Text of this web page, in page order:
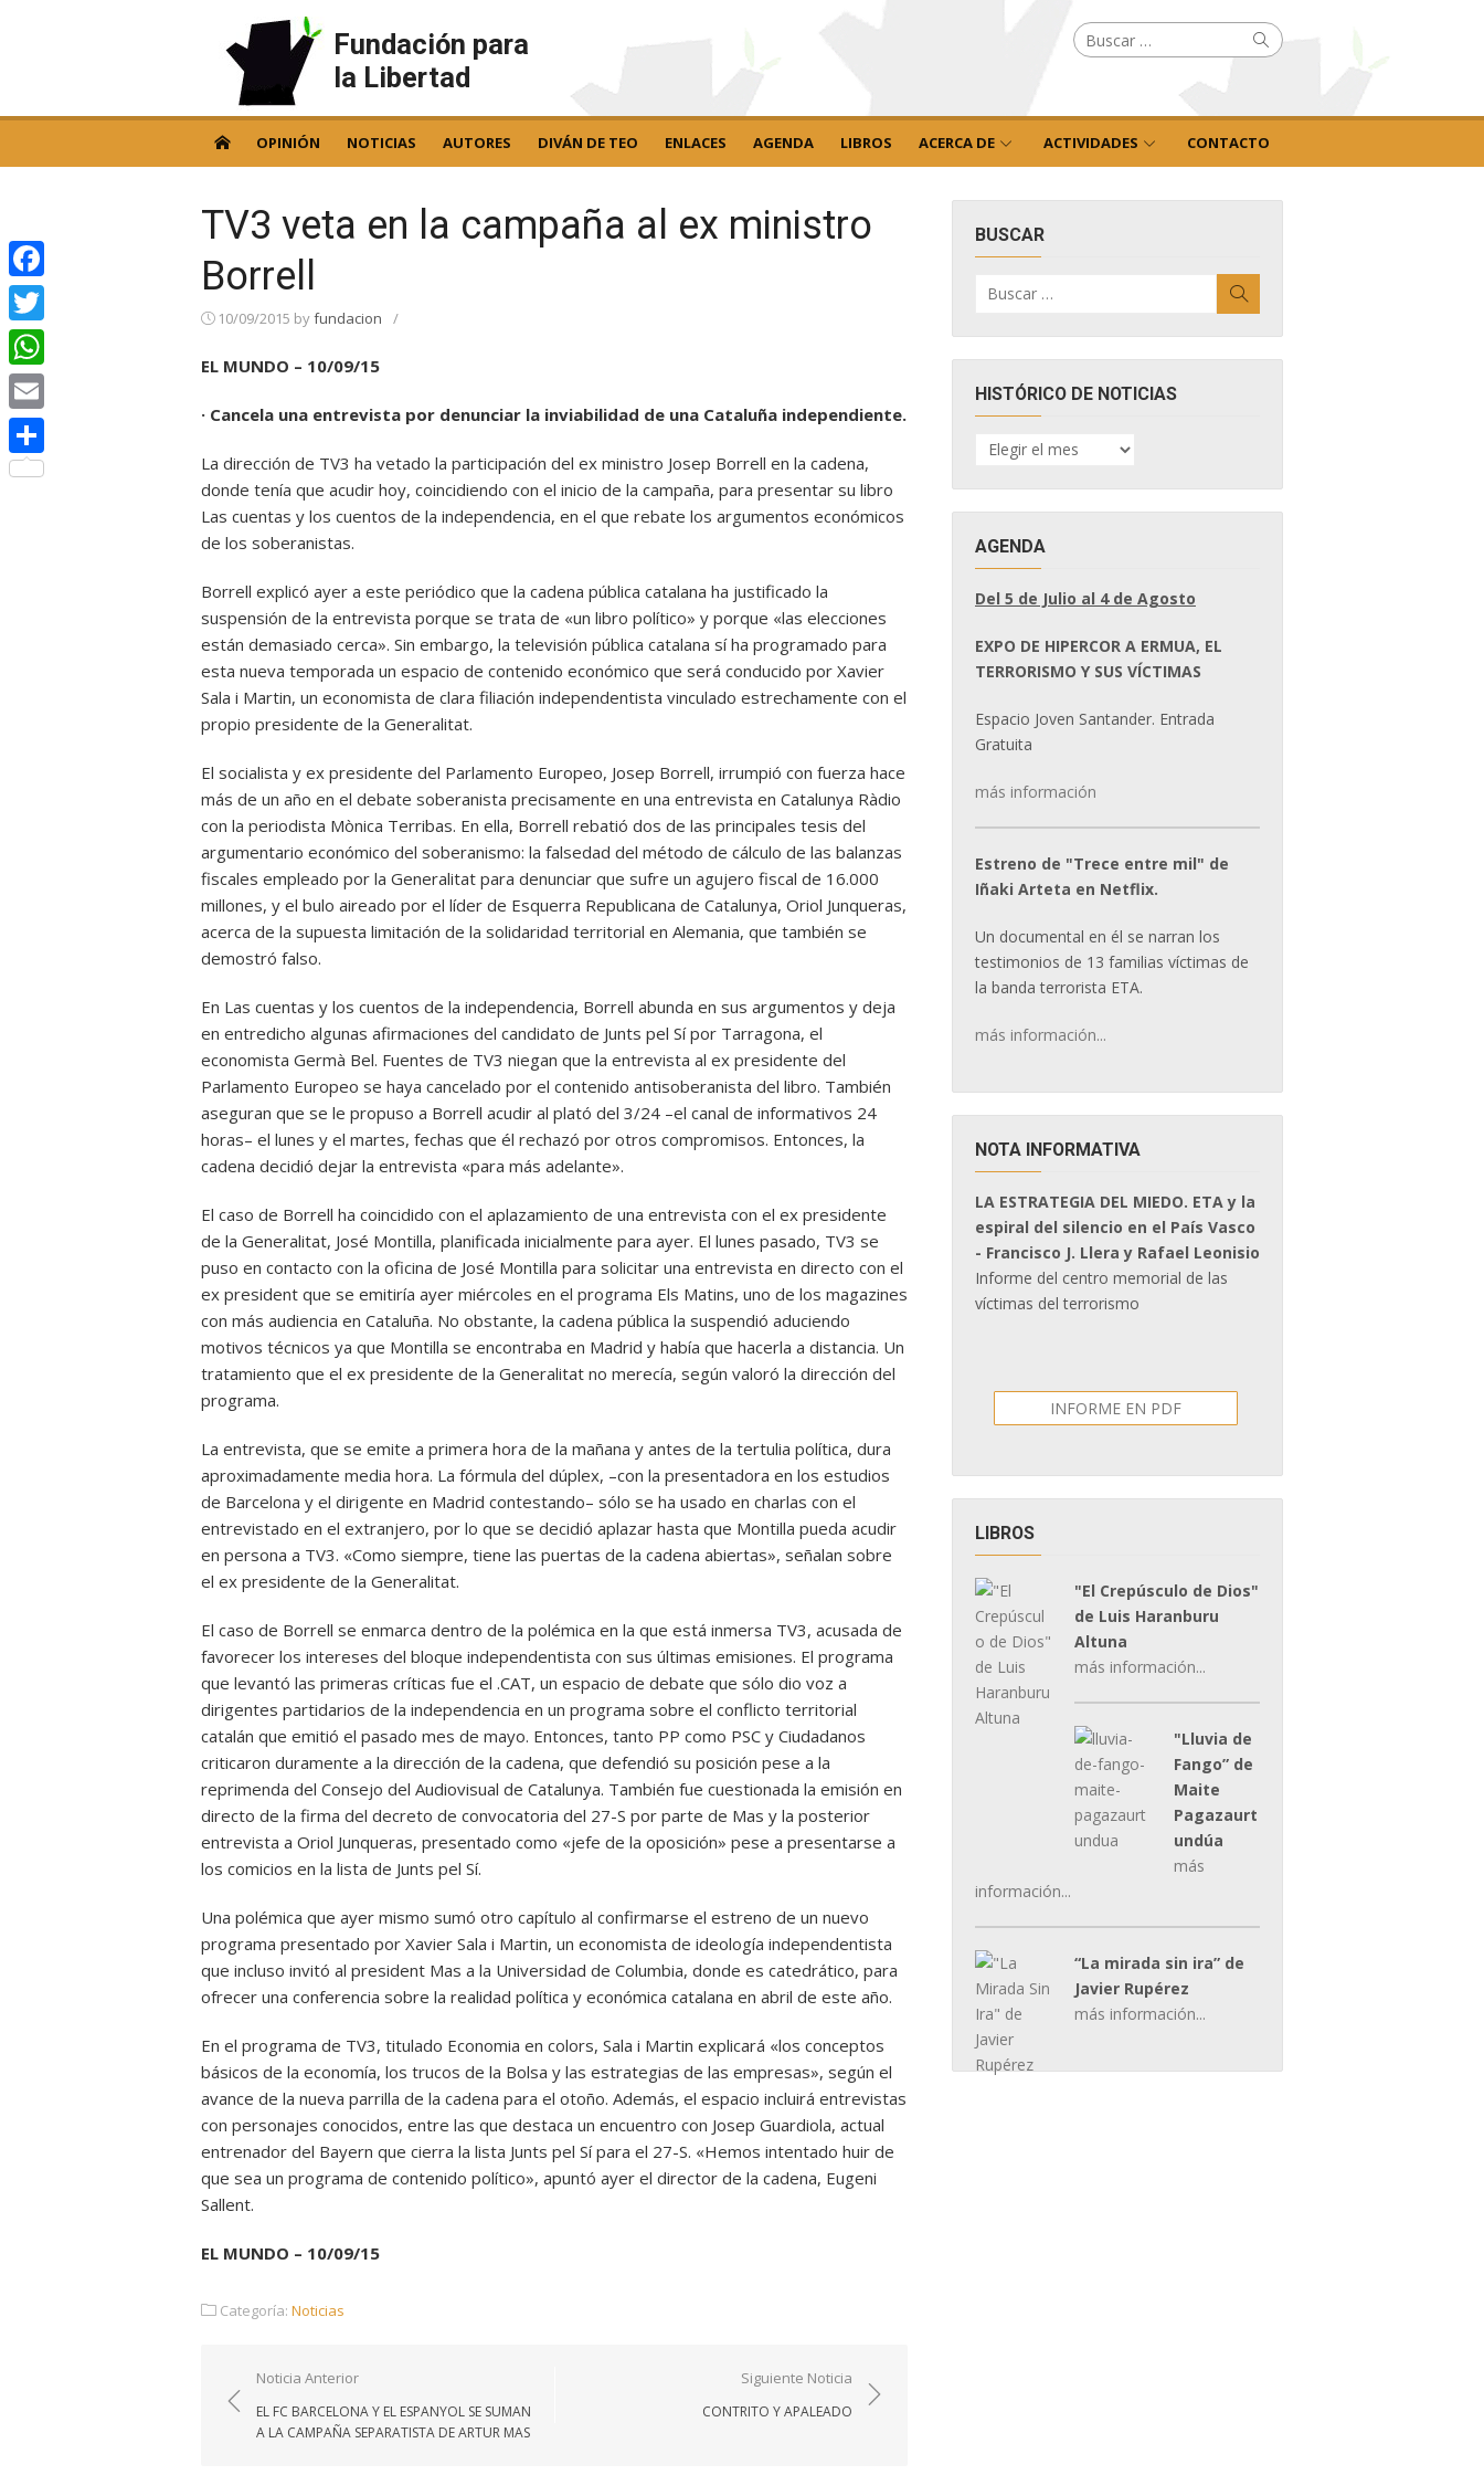
Fundación para
la Libertad
Buscar
por: Buscar
OPINIÓN NOTICIAS AUTORES DIVÁN DE TEO ENLACES AGENDA LIBROS ACERCA DE ACTIVIDADES CONTACTO
TV3 veta en la campaña al ex ministro
Borrell
10/09/2015 byfundacion /
EL MUNDO – 10/09/15
· Cancela una entrevista por denunciar la inviabilidad de una Cataluña independiente.
La dirección de TV3 ha vetado la participación del ex ministro Josep Borrell en la cadena,
donde tenía que acudir hoy, coincidiendo con el inicio de la campaña, para presentar su libro
Las cuentas y los cuentos de la independencia, en el que rebate los argumentos económicos
de los soberanistas.
Borrell explicó ayer a este periódico que la cadena pública catalana ha justificado la
suspensión de la entrevista porque se trata de «un libro político» y porque «las elecciones
están demasiado cerca». Sin embargo, la televisión pública catalana sí ha programado para
esta nueva temporada un espacio de contenido económico que será conducido por Xavier
Sala i Martin, un economista de clara filiación independentista vinculado estrechamente con el
propio presidente de la Generalitat.
El socialista y ex presidente del Parlamento Europeo, Josep Borrell, irrumpió con fuerza hace
más de un año en el debate soberanista precisamente en una entrevista en Catalunya Ràdio
con la periodista Mònica Terribas. En ella, Borrell rebatió dos de las principales tesis del
argumentario económico del soberanismo: la falsedad del método de cálculo de las balanzas
fiscales empleado por la Generalitat para denunciar que sufre un agujero fiscal de 16.000
millones, y el bulo aireado por el líder de Esquerra Republicana de Catalunya, Oriol Junqueras,
acerca de la supuesta limitación de la solidaridad territorial en Alemania, que también se
demostró falso.
En Las cuentas y los cuentos de la independencia, Borrell abunda en sus argumentos y deja
en entredicho algunas afirmaciones del candidato de Junts pel Sí por Tarragona, el
economista Germà Bel. Fuentes de TV3 niegan que la entrevista al ex presidente del
Parlamento Europeo se haya cancelado por el contenido antisoberanista del libro. También
aseguran que se le propuso a Borrell acudir al plató del 3/24 –el canal de informativos 24
horas– el lunes y el martes, fechas que él rechazó por otros compromisos. Entonces, la
cadena decidió dejar la entrevista «para más adelante».
El caso de Borrell ha coincidido con el aplazamiento de una entrevista con el ex presidente
de la Generalitat, José Montilla, planificada inicialmente para ayer. El lunes pasado, TV3 se
puso en contacto con la oficina de José Montilla para solicitar una entrevista en directo con el
ex president que se emitiría ayer miércoles en el programa Els Matins, uno de los magazines
con más audiencia en Cataluña. No obstante, la cadena pública la suspendió aduciendo
motivos técnicos ya que Montilla se encontraba en Madrid y había que hacerla a distancia. Un
tratamiento que el ex presidente de la Generalitat no merecía, según valoró la dirección del
programa.
La entrevista, que se emite a primera hora de la mañana y antes de la tertulia política, dura
aproximadamente media hora. La fórmula del dúplex, –con la presentadora en los estudios
de Barcelona y el dirigente en Madrid contestando– sólo se ha usado en charlas con el
entrevistado en el extranjero, por lo que se decidió aplazar hasta que Montilla pueda acudir
en persona a TV3. «Como siempre, tiene las puertas de la cadena abiertas», señalan sobre
el ex presidente de la Generalitat.
El caso de Borrell se enmarca dentro de la polémica en la que está inmersa TV3, acusada de
favorecer los intereses del bloque independentista con sus últimas emisiones. El programa
que levantó las primeras críticas fue el .CAT, un espacio de debate que sólo dio voz a
dirigentes partidarios de la independencia en un programa sobre el conflicto territorial
catalán que emitió el pasado mes de mayo. Entonces, tanto PP como PSC y Ciudadanos
criticaron duramente a la dirección de la cadena, que defendió su posición pese a la
reprimenda del Consejo del Audiovisual de Catalunya. También fue cuestionada la emisión en
directo de la firma del decreto de convocatoria del 27-S por parte de Mas y la posterior
entrevista a Oriol Junqueras, presentado como «jefe de la oposición» pese a presentarse a
los comicios en la lista de Junts pel Sí.
Una polémica que ayer mismo sumó otro capítulo al confirmarse el estreno de un nuevo
programa presentado por Xavier Sala i Martin, un economista de ideología independentista
que incluso invitó al president Mas a la Universidad de Columbia, donde es catedrático, para
ofrecer una conferencia sobre la realidad política y económica catalana en abril de este año.
En el programa de TV3, titulado Economia en colors, Sala i Martin explicará «los conceptos
básicos de la economía, los trucos de la Bolsa y las estrategias de las empresas», según el
avance de la nueva parrilla de la cadena para el otoño. Además, el espacio incluirá entrevistas
con personajes conocidos, entre las que destaca un encuentro con Josep Guardiola, actual
entrenador del Bayern que cierra la lista Junts pel Sí para el 27-S. «Hemos intentado huir de
que sea un programa de contenido político», apuntó ayer el director de la cadena, Eugeni
Sallent.
EL MUNDO – 10/09/15
Categoría: Noticias
Navegación
de
entradas
Noticia Anterior
EL FC BARCELONA Y EL ESPANYOL SE SUMAN
A LA CAMPAÑA SEPARATISTA DE ARTUR MAS
Siguiente Noticia
CONTRITO Y APALEADO
BUSCAR
por:
HISTÓRICO DE NOTICIAS
HISTÓRICO
DE
AGENDA
Del 5 de Julio al 4 de Agosto
EXPO DE HIPERCOR A ERMUA, EL
TERRORISMO Y SUS VÍCTIMAS
Espacio Joven Santander. Entrada
Gratuita
más información
Estreno de "Trece entre mil" de
Iñaki Arteta en Netflix.
Un documental en él se narran los
testimonios de 13 familias víctimas de
la banda terrorista ETA.
más información...
NOTA INFORMATIVA
LA ESTRATEGIA DEL MIEDO. ETA y la
espiral del silencio en el País Vasco
- Francisco J. Llera y Rafael Leonisio
Informe del centro memorial de las
víctimas del terrorismo
INFORME EN PDF
LIBROS
"El Crepúsculo de Dios"
de Luis Haranburu
Altuna
más información...
"Lluvia de
Fango” de
Maite
Pagazaurt
undúa
más
información...
“La mirada sin ira” de
Javier Rupérez
más información...
Facebook
Twitter
WhatsApp
Email
Compartir